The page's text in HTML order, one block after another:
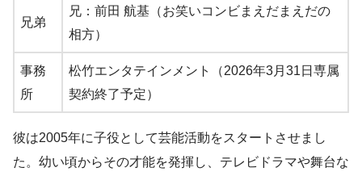
兄弟
兄：前田 航基（お笑いコンビまえだまえだの
相方）
事務
所
松竹エンタテインメント（2026年3月31日専属
契約終了予定）
彼は2005年に子役として芸能活動をスタートさせまし
た。幼い頃からその才能を発揮し、テレビドラマや舞台な